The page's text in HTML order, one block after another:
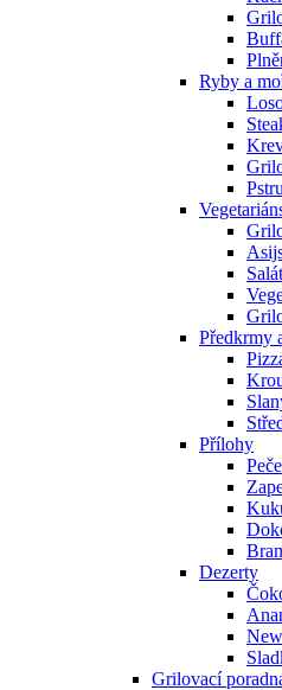
Ryby a
Předkrmy
Přílohy
Dezerty
Grilovací